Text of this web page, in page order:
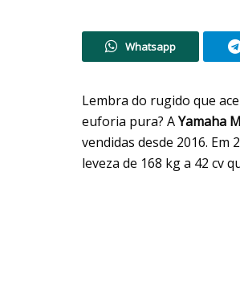
Whatsapp
Lembra do rugido que
euforia pura? AYamaha
vendidas desde 2016.
leveza de 168 kg a 42 cv